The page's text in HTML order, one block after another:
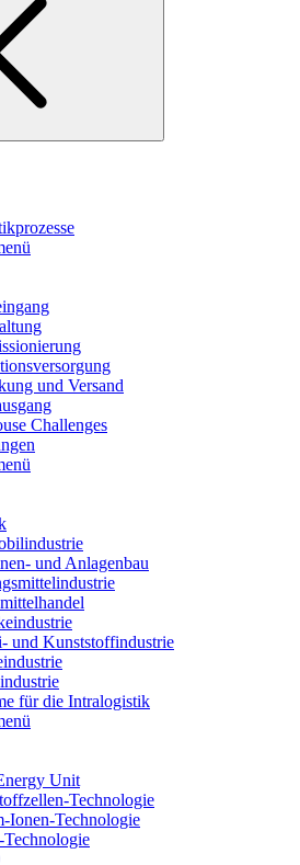
und Versand
Challenges
und Anlagenbau
und Kunststoffindustrie
für die Intralogistik
Unit
Technologie
Ionen-Technologie